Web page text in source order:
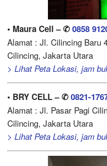
• Maura Cell – ✆0858
Alamat : Jl. Cilincing Baru
Cilincing, Jakarta Utara
> Lihat Peta Lokasi, jam
• BRY CELL – ✆0821-
Alamat : Jl. Pasar Pagi
Cilincing, Jakarta Utara
> Lihat Peta Lokasi, jam